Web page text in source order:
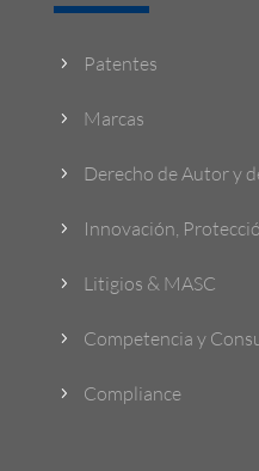
5 Patentes
5 Marcas
5 Derecho de Autor y
5 Innovación,
5 Litigios & MASC
5 Competencia y
5 Compliance